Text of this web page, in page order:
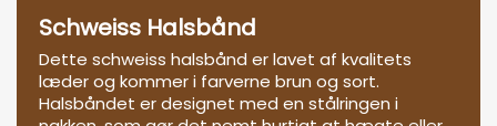
Schweiss Halsbånd
Dette schweiss halsbånd er lavet af kvalitets
læder og kommer i farverne brun og sort.
Halsbåndet er designet med en stålringen i